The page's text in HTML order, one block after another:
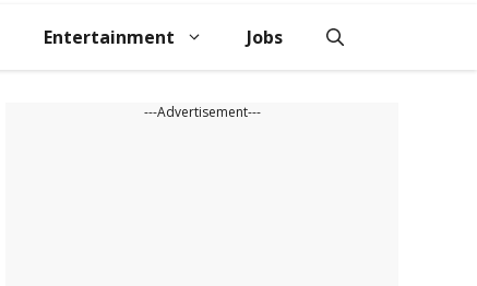
Entertainment Jobs
---Advertisement---